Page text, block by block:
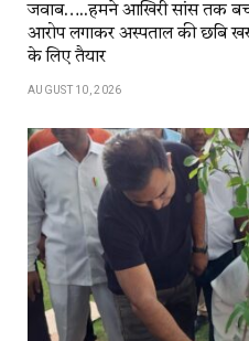
जवाब…..हमने आखिरी सांस तक
आरोप लगाकर अस्पताल की छबि
के लिए तैयार
AUGUST 10, 2026